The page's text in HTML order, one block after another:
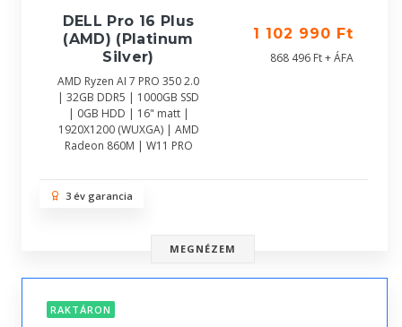
DELL Pro 16 Plus
(AMD) (Platinum
Silver)
AMD Ryzen AI 7 PRO 350 2.0
| 32GB DDR5 | 1000GB SSD
| 0GB HDD | 16" matt |
1920X1200 (WUXGA) | AMD
Radeon 860M | W11 PRO
1 102 990 Ft
868 496 Ft + ÁFA
3 év garancia
MEGNÉZEM
RAKTÁRON